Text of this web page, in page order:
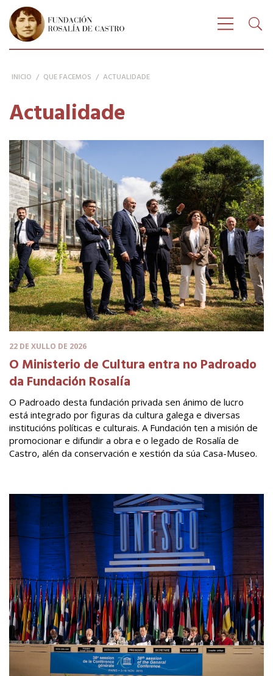
FUNDACIÓN ROSALÍA DE CASTRO
Buscar:
INICIO / QUE FACEMOS / ACTUALIDADE
Actualidade
22 DE XULLO DE 2026
O Ministerio de Cultura entra no Padroado
da Fundación Rosalía
O Padroado desta fundación privada sen ánimo de lucro
está integrado por figuras da cultura galega e diversas
institucións políticas e culturais. A Fundación ten a misión de
promocionar e difundir a obra e o legado de Rosalía de
Castro, alén da conservación e xestión da súa Casa-Museo.